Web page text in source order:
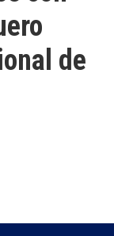
de